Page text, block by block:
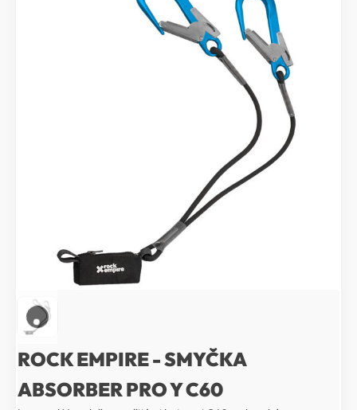
ROCK EMPIRE - SMYČKA
ABSORBER PRO Y C60